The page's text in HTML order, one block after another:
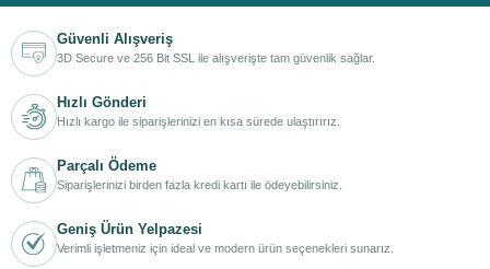
Güvenli Alışveriş
3D Secure ve 256 Bit SSL ile alışverişte tam güvenlik sağlar.
Hızlı Gönderi
Hızlı kargo ile siparişlerinizi en kısa sürede ulaştırırız.
Parçalı Ödeme
Siparişlerinizi birden fazla kredi kartı ile ödeyebilirsiniz.
Geniş Ürün Yelpazesi
Verimli işletmeniz için ideal ve modern ürün seçenekleri sunarız.